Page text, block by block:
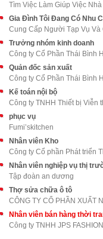
Tìm Việc Làm Giúp Việc Nhà
Cung Cấp Người Tạp Vụ Và
Trưởng nhóm kinh doanh
Công ty Cổ Phần Thái Bình
Quản đốc sản xuất
Công ty Cổ Phần Thái Bình
Kế toán nội bộ
Công ty TNHH Thiết bị Viễn
phục vụ
Fumi’skitchen
Nhân viên Kho
Công ty Cổ phần Phát triển
Nhân viên nghiệp vụ thị
Tập đoàn an dương
Thợ sửa chữa ô tô
Nhân viên bán hàng thời
Công ty TNHH JPS